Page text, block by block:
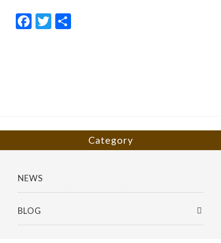
F
ac
T
w
Category
NEWS
BLOG